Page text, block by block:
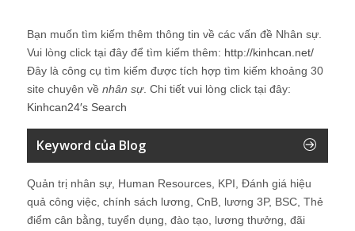
Bạn muốn tìm kiếm thêm thông tin về các vấn đề Nhân sự.
Vui lòng click tại đây để tìm kiếm thêm: http://kinhcan.net/
Đây là công cụ tìm kiếm được tích hợp tìm kiếm khoảng 30
site chuyên về nhân sự. Chi tiết vui lòng click tại đây:
Kinhcan24′s Search
Keyword của Blog
Quản trị nhân sự, Human Resources, KPI, Đánh giá hiệu
quả công việc, chính sách lương, CnB, lương 3P, BSC, Thẻ
điểm cân bằng, tuyển dụng, đào tạo, lương thưởng, đãi